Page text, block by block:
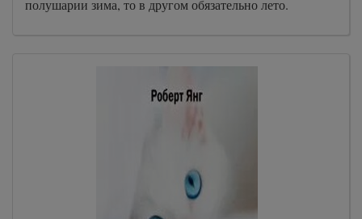
полушарии зима, то в другом обязательно лето.